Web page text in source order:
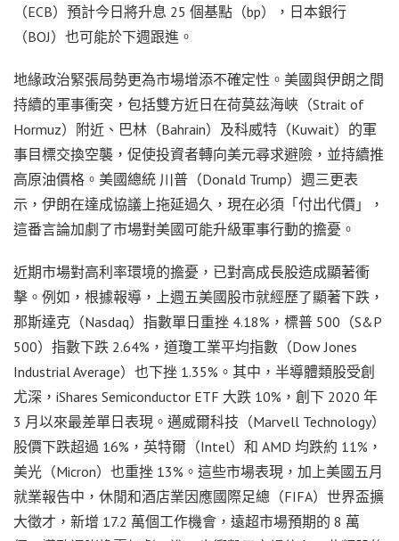
（ECB）預計今日將升息 25 個基點（bp），日本銀行
（BOJ）也可能於下週跟進。
地緣政治緊張局勢更為市場增添不確定性。美國與伊朗之間
持續的軍事衝突，包括雙方近日在荷莫茲海峽（Strait of
Hormuz）附近、巴林（Bahrain）及科威特（Kuwait）的軍
事目標交換空襲，促使投資者轉向美元尋求避險，並持續推
高原油價格。美國總統 川普（Donald Trump）週三更表
示，伊朗在達成協議上拖延過久，現在必須「付出代價」，
這番言論加劇了市場對美國可能升級軍事行動的擔憂。
近期市場對高利率環境的擔憂，已對高成長股造成顯著衝
擊。例如，根據報導，上週五美國股市就經歷了顯著下跌，
那斯達克（Nasdaq）指數單日重挫 4.18%，標普 500（S&P
500）指數下跌 2.64%，道瓊工業平均指數（Dow Jones
Industrial Average）也下挫 1.35%。其中，半導體類股受創
尤深，iShares Semiconductor ETF 大跌 10%，創下 2020 年
3 月以來最差單日表現。邁威爾科技（Marvell Technology）
股價下跌超過 16%，英特爾（Intel）和 AMD 均跌約 11%，
美光（Micron）也重挫 13%。這些市場表現，加上美國五月
就業報告中，休閒和酒店業因應國際足總（FIFA）世界盃擴
大徵才，新增 17.2 萬個工作機會，遠超市場預期的 8 萬